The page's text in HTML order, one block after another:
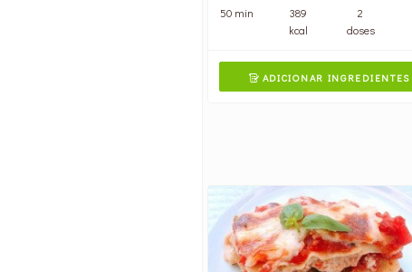
50 min
389
kcal
2
doses
ADICIONAR INGREDIENTES